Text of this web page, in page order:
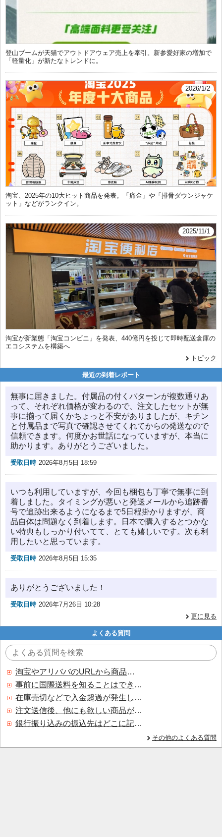
登山ブームが天猫でアウトドアウェア売上を牽引。新参愛好家の増加で
「軽量化」が新たなトレンドに。
2026/1/2
淘宝、2025年の10大ヒット商品を発表。「痛金」や「排骨ダウンジャケ
ット」などがランクイン。
2025/11/1
淘宝が新業態「淘宝コンビニ」を発表、440億円を投じて即時配送倉庫の
エコシステムを構築へ
トピック
最近の到着レポート
無事に届きました。付属品の付くパターンが複数通りあ
って、それぞれ価格が変わるので、注文したセットが無
事に揃って届くかちょっと不安がありましたが、キチン
と付属品まで写真で確認させてくれてからの発送なので
信頼できます。何度かお世話になっていますが、本当に
助かります。ありがとうございました。
受取日時 2026年8月5日 18:59
いつも利用していますが、今回も梱包も丁寧で無事に到
着しました。タイミングが悪いと発送メールから追跡番
号で追跡出来るようになるまで5日程掛かりますが、商
品自体は問題なく到着します。日本で購入するとつかな
い特典もしっかり付いてて、とても嬉しいです。次も利
用したいと思っています。
受取日時 2026年8月5日 15:35
ありがとうございました！
受取日時 2026年7月26日 10:28
更に見る
よくある質問
淘宝やアリババのURLから商品を探すことはできますか？
事前に国際送料を知ることはできますか？
在庫売切などで入金超過が発生した場合はいつ返金されますか？
注文送信後、他にも欲しい商品が見つかった場合、追加注文できますか？
銀行振り込みの振込先はどこに記載されていますか？
その他のよくある質問